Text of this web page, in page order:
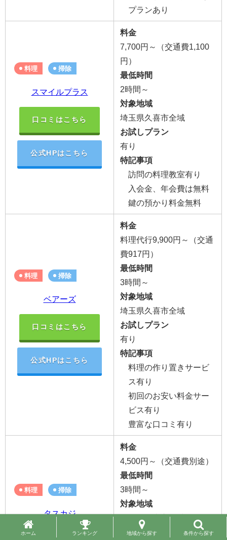
プランあり
料理 掃除
スマイルプラス
口コミはこちら
公式HPはこちら
料金
7,700円～（交通費1,100
円）
最低時間
2時間～
対象地域
埼玉県久喜市全域
お試しプラン
有り
特記事項
訪問の料理教室有り
入会金、年会費は無料
鍵の預かり料金無料
料理 掃除
ベアーズ
口コミはこちら
公式HPはこちら
料金
料理代行9,900円～（交通
費917円）
最低時間
3時間～
対象地域
埼玉県久喜市全域
お試しプラン
有り
特記事項
料理の作り置きサービ
ス有り
初回のお安い料金サー
ビス有り
豊富な口コミ有り
料理 掃除
タスカジ
料金
4,500円～（交通費別途）
最低時間
3時間～
対象地域
埼玉県久喜市全域（
問い合わせ）